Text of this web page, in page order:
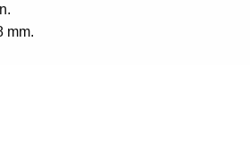
mm.